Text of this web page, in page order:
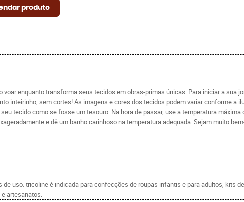
produto
enquanto transforma seus tecidos em obras-primas únicas. Para iniciar a sua
inteirinho, sem cortes! As imagens e cores dos tecidos podem variar conforme a
tecido como se fosse um tesouro. Na hora de passar, use a temperatura máxima
e dê um banho carinhoso na temperatura adequada. Sejam muito
uso. tricoline é indicada para confecções de roupas infantis e para adultos, kits
artesanatos.